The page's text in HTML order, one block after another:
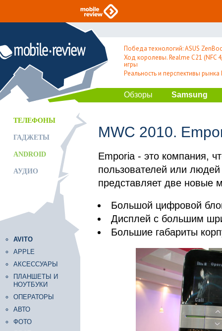
Победа технологий: ASUS
Ход королевы. Realme C21 (NFC
игры
Реальность и перспективы
Обзоры Samsung
ТЕЛЕФОНЫ
ГАДЖЕТЫ
ANDROID
АУДИО
AVITO
APPLE
АКСЕССУАРЫ
ПЛАНШЕТЫ И
НОУТБУКИ
ОПЕРАТОРЫ
АВТО
ФОТО
MWC 2010.
Emporia - это компания,
пользователей или
представляет две новые
Большой цифровой
Дисплей с большим
Большие габариты